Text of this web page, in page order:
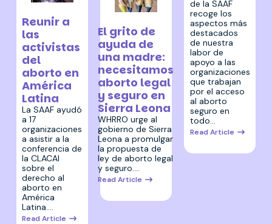
Reunir a
las
activistas
del
aborto en
América
Latina
La SAAF ayudó
a 17
organizaciones
a asistir a la
conferencia de
la CLACAI
sobre el
derecho al
aborto en
América
Latina.…
Read Article
El grito de
ayuda de
una madre:
necesitamos
aborto legal
y seguro en
Sierra Leona
WHRRO urge al
gobierno de Sierra
Leona a promulgar
la propuesta de
ley de aborto legal
y seguro.…
Read Article
de la SAAF
recoge los
aspectos más
destacados
de nuestra
labor de
apoyo a las
organizaciones
que trabajan
por el acceso
al aborto
seguro en
todo…
Read Article